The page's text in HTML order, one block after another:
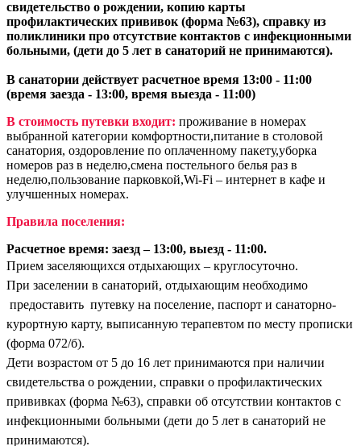
свидетельство о рождении, копию карты
профилактических прививок (форма №63), справку из
поликлиники про отсутствие контактов с инфекционными
больными, (дети до 5 лет в санаторий не принимаются).
В санатории действует расчетное время 13:00 - 11:00
(время заезда - 13:00, время выезда - 11:00)
В стоимость путевки входит: проживание в номерах
выбранной категории комфортности,питание в столовой
санатория, оздоровление по оплаченному пакету,уборка
номеров раз в неделю,смена постельного белья раз в
неделю,пользование парковкой,Wi-Fi – интернет в кафе и
улучшенных номерах.
Правила поселения:
Расчетное время: заезд – 13:00, выезд - 11:00.
Прием заселяющихся отдыхающих – круглосуточно.
При заселении в санаторий, отдыхающим необходимо
предоставить путевку на поселение, паспорт и санаторно-
курортную карту, выписанную терапевтом по месту прописки
(форма 072/б).
Дети возрастом от 5 до 16 лет принимаются при наличии
свидетельства о рождении, справки о профилактических
прививках (форма №63), справки об отсутствии контактов с
инфекционными больными (дети до 5 лет в санаторий не
принимаются).